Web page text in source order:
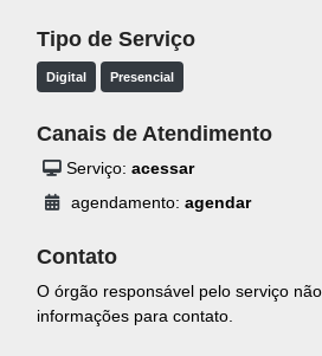
Tipo de Serviço
Digital Presencial
Canais de Atendimento
Serviço: acessar
agendamento: agendar
Contato
O órgão responsável pelo serviço
informações para contato.